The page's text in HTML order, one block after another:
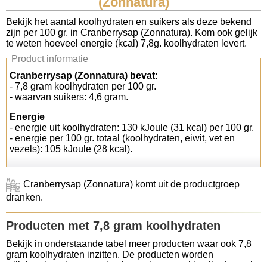
Koolhydraten tellen
Links
Bekijk het aantal koolhydraten en suikers als deze bekend
zijn per 100 gr. in Cranberrysap (Zonnatura). Kom ook gelijk
te weten hoeveel energie (kcal) 7,8g. koolhydraten levert.
Product informatie
Cranberrysap (Zonnatura) bevat:
- 7,8 gram koolhydraten per 100 gr.
- waarvan suikers: 4,6 gram.
Energie
- energie uit koolhydraten: 130 kJoule (31 kcal) per 100 gr.
- energie per 100 gr. totaal (koolhydraten, eiwit, vet en
vezels): 105 kJoule (28 kcal).
Cranberrysap (Zonnatura) komt uit de productgroep
dranken.
Producten met 7,8 gram koolhydraten
Bekijk in onderstaande tabel meer producten waar ook 7,8
gram koolhydraten inzitten. De producten worden